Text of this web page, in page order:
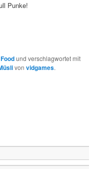
Foodund verschlagwortet mit
vonvidgames.